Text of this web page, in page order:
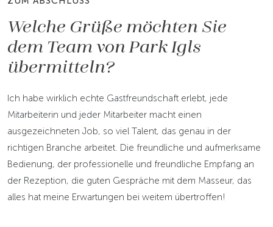
Welche Grüße möchten Sie
dem Team von Park Igls
übermitteln?
Ich habe wirklich echte Gastfreundschaft erlebt, jede
Mitarbeiterin und jeder Mitarbeiter macht einen
ausgezeichneten Job, so viel Talent, das genau in der
richtigen Branche arbeitet. Die freundliche und aufmerksame
Bedienung, der professionelle und freundliche Empfang an
der Rezeption, die guten Gespräche mit dem Masseur, das
alles hat meine Erwartungen bei weitem übertroffen!